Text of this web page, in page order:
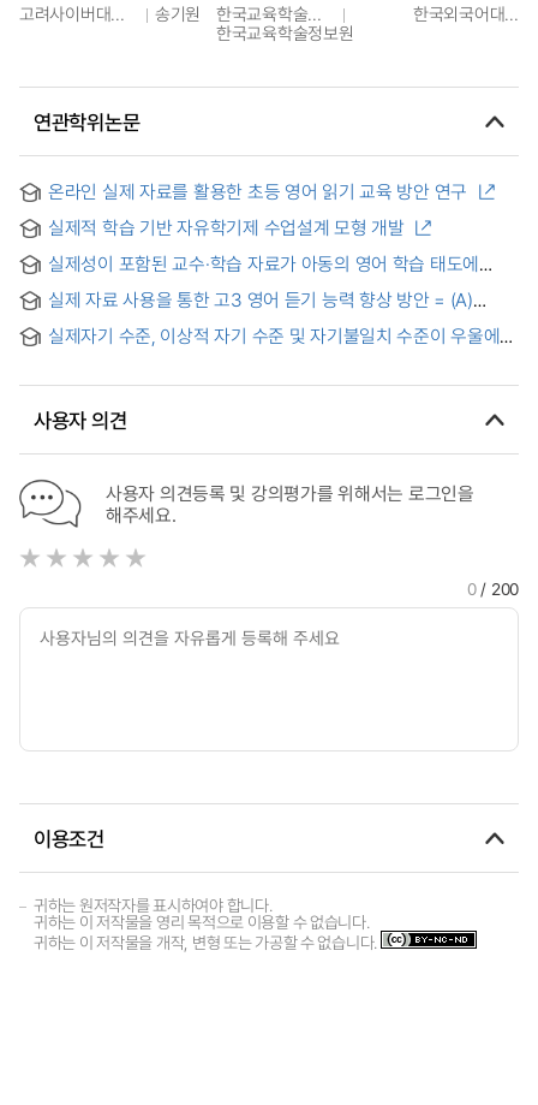
고려사이버대학교 송기원
한국교육학술정보원
한국교육학술정보원
한국외국어대학교
연관학위논문
온라인 실제 자료를 활용한 초등 영어 읽기 교육 방안 연구
실제적 학습 기반 자유학기제 수업설계 모형 개발
실제성이 포함된 교수·학습 자료가 아동의 영어 학습 태도에
미치는 영향
실제 자료 사용을 통한 고3 영어 듣기 능력 향상 방안 = (A)
study on the efficiency of using authentic materials for
listening classes in high school
실제자기 수준, 이상적 자기 수준 및 자기불일치 수준이 우울에
self-discrepancy on depression
사용자 의견
사용자 의견등록 및 강의평가를 위해서는 로그인을
해주세요.
0/ 200
이용조건
귀하는 원저작자를 표시하여야 합니다.
귀하는 이 저작물을 영리 목적으로 이용할 수 없습니다.
귀하는 이 저작물을 개작, 변형 또는 가공할 수 없습니다.